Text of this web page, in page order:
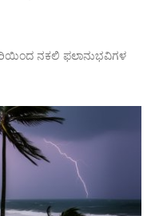
ನಕಲಿ ಫಲಾನುಭವಿಗಳ